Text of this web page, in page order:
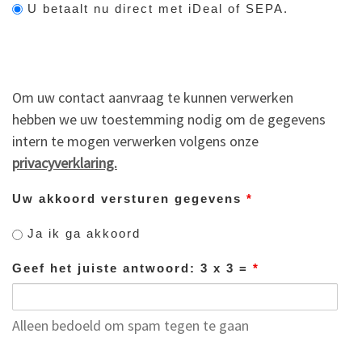
U betaalt nu direct met iDeal of SEPA.
Om uw contact aanvraag te kunnen verwerken
hebben we uw toestemming nodig om de gegevens
intern te mogen verwerken volgens onze
privacyverklaring.
Uw akkoord versturen gegevens *
Ja ik ga akkoord
Geef het juiste antwoord: 3 x 3 = *
Alleen bedoeld om spam tegen te gaan